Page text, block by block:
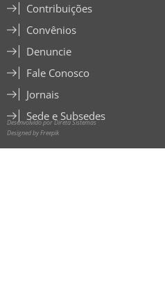
Contribuições
Convênios
Denuncie
Fale Conosco
Jornais
Sede e Subsedes
Desenvolvido por Direta Sistemas
Designed by Freepik